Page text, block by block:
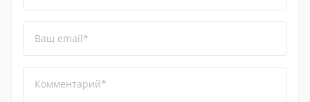
Ваш email*
Комментарий*